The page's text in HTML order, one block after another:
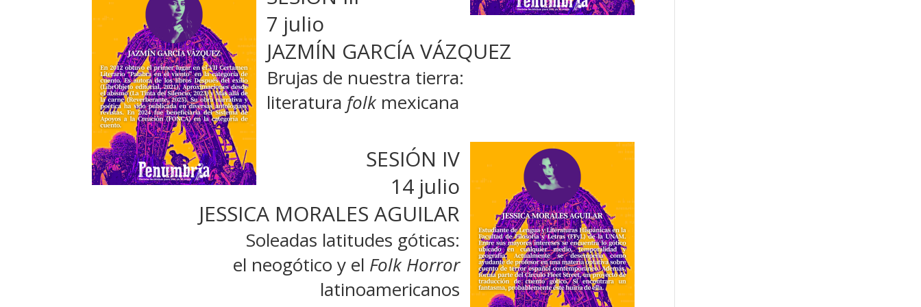
7 julio
JAZMÍN GARCÍA VÁZQUEZ
Brujas de nuestra tierra:
literatura folkmexicana
SESIÓN IV
14 julio
JESSICA MORALES AGUILAR
Soleadas latitudes góticas:
el neogótico y el Folk Horror
latinoamericanos